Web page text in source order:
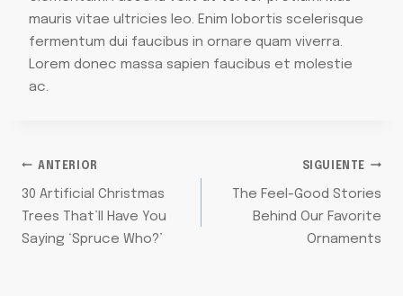
mauris vitae ultricies leo. Enim lobortis scelerisque
fermentum dui faucibus in ornare quam viverra.
Lorem donec massa sapien faucibus et molestie
ac.
NAVEGACIÓN
DE
ANTERIOR
30 Artificial Christmas
Trees That’ll Have You
Saying ‘Spruce Who?’
SIGUIENTE
The Feel-Good Stories
Behind Our Favorite
Ornaments